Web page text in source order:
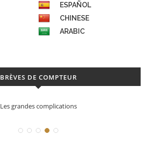
ESPAÑOL
CHINESE
ARABIC
BRÈVES DE COMPTEUR
Les grandes complications